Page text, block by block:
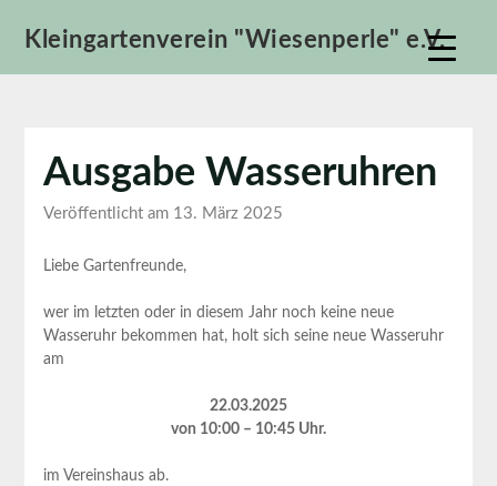
content
Kleingartenverein "Wiesenperle" e.V.
Ausgabe Wasseruhren
Veröffentlicht am 13. März 2025
Liebe Gartenfreunde,
wer im letzten oder in diesem Jahr noch keine neue
Wasseruhr bekommen hat, holt sich seine neue Wasseruhr
am
22.03.2025
von 10:00 – 10:45 Uhr.
im Vereinshaus ab.